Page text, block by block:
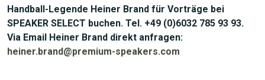
Handball-Legende Heiner Brand für Vorträge bei
SPEAKER SELECT buchen. Tel. +49 (0)6032 785 93 93.
Via Email Heiner Brand direkt anfragen:
heiner.brand@premium-speakers.com